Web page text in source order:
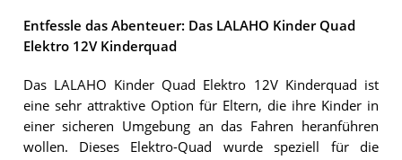
Entfessle das Abenteuer: Das LALAHO Kinder Quad
Elektro 12V Kinderquad
Das LALAHO Kinder Quad Elektro 12V Kinderquad ist
eine sehr attraktive Option für Eltern, die ihre Kinder in
einer sicheren Umgebung an das Fahren heranführen
wollen. Dieses Elektro-Quad wurde speziell für die